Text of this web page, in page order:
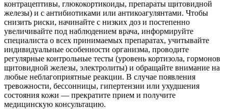
контрацептивы, глюкокортикоиды, препараты щитовидной
железы) и с антибиотиками или антикоагулянтами. Чтобы
снизить риски, начинайте с низких доз и постепенно
увеличивайте под наблюдением врача, информируйте
специалиста о всех принимаемых препаратах, учитывайте
индивидуальные особенности организма, проводите
регулярные контрольные тесты (уровень кортизола, гормонов
щитовидной железы, электролиты) и обращайте внимание на
любые неблагоприятные реакции. В случае появления
тревожности, бессонницы, гипертензии или ухудшения
состояния кожи — прекратите прием и получите
медицинскую консультацию.